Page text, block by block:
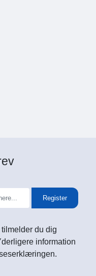
Register
du dig
information